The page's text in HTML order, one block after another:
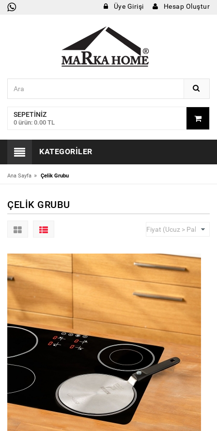
Üye Girişi Hesap Oluştur
SEPETINIZ
0 ürün: 0.00 TL
KATEGORILER
Ana Sayfa » Çelik Grubu
ÇELIK GRUBU